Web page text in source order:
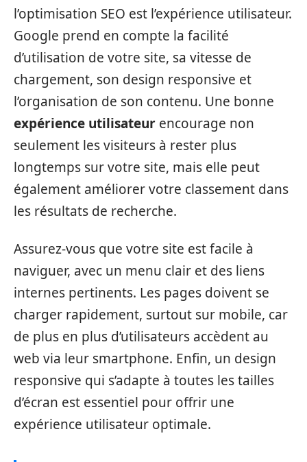
l’optimisation SEO est l’expérience utilisateur.
Google prend en compte la facilité
d’utilisation de votre site, sa vitesse de
chargement, son design responsive et
l’organisation de son contenu. Une bonne
expérience utilisateur encourage non
seulement les visiteurs à rester plus
longtemps sur votre site, mais elle peut
également améliorer votre classement dans
les résultats de recherche.
Assurez-vous que votre site est facile à
naviguer, avec un menu clair et des liens
internes pertinents. Les pages doivent se
charger rapidement, surtout sur mobile, car
de plus en plus d’utilisateurs accèdent au
web via leur smartphone. Enfin, un design
responsive qui s’adapte à toutes les tailles
d’écran est essentiel pour offrir une
expérience utilisateur optimale.